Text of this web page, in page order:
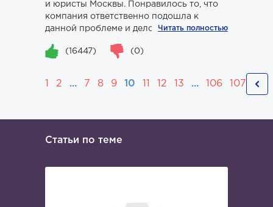
и юристы Москвы. Понравилось то, что
компания ответственно подошла к
данной проблеме и дело не...Читать полностью
(16447) (0)
2 ... 7 8 9 10 12 13 ... 106 107
Статьи по теме